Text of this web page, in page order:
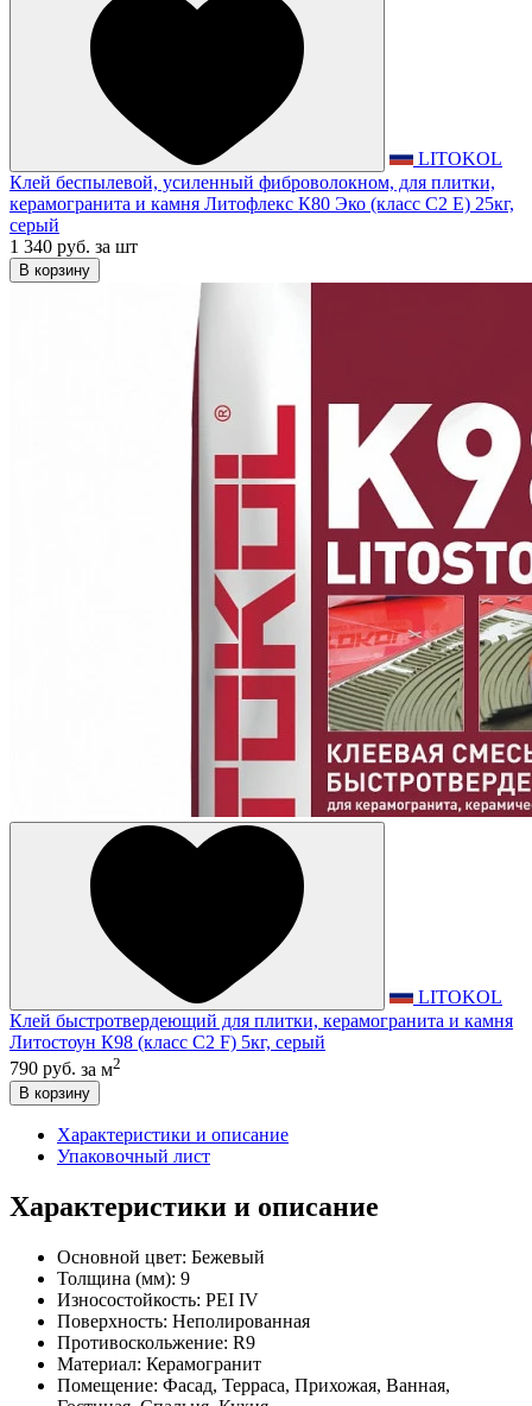
LITOKOL
Клей беспылевой, усиленный фиброволокном, для плитки,
керамогранита и камня Литофлекс К80 Эко (класс С2 Е) 25кг,
серый
1 340 руб. за шт
В корзину
LITOKOL
Клей быстротвердеющий для плитки, керамогранита и камня
Литостоун К98 (класс С2 F) 5кг, серый
790 руб. за м2
В корзину
Характеристики и описание
Упаковочный лист
Характеристики и описание
Основной цвет: Бежевый
Толщина (мм): 9
Износостойкость: PEI IV
Поверхность: Неполированная
Противоскольжение: R9
Материал: Керамогранит
Помещение: Фасад, Терраса, Прихожая, Ванная,